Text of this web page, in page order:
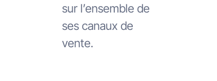
sur l’ensemble de
ses canaux de
vente.